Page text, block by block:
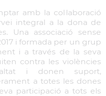
amb la col·laboració
integral a la dona de
Una associació sense
i formada per un grup
i a través de la seva
contra les violències
i donen suport,
a totes les dones
participació a tots els